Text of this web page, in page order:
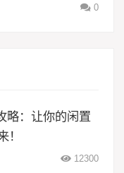
0
略：让你的闲置
！
12300